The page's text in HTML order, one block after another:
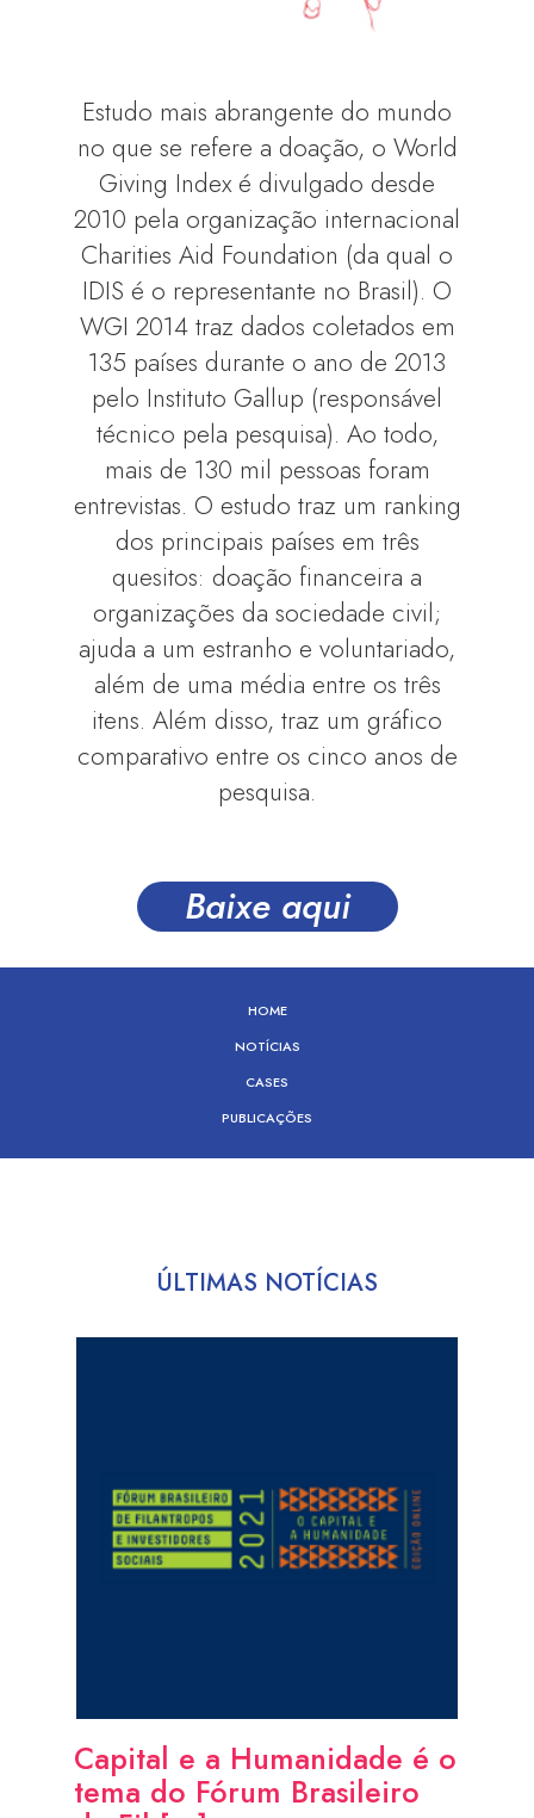
Estudo mais abrangente do mundo
no que se refere a doação, o World
Giving Index é divulgado desde
2010 pela organização internacional
Charities Aid Foundation (da qual o
IDIS é o representante no Brasil). O
WGI 2014 traz dados coletados em
135 países durante o ano de 2013
pelo Instituto Gallup (responsável
técnico pela pesquisa). Ao todo,
mais de 130 mil pessoas foram
entrevistas. O estudo traz um ranking
dos principais países em três
quesitos: doação financeira a
organizações da sociedade civil;
ajuda a um estranho e voluntariado,
além de uma média entre os três
itens. Além disso, traz um gráfico
comparativo entre os cinco anos de
pesquisa.
Baixe aqui
HOME
NOTÍCIAS
CASES
PUBLICAÇÕES
ÚLTIMAS NOTÍCIAS
Capital e a Humanidade é o
tema do Fórum Brasileiro